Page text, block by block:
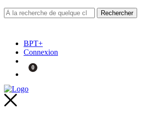
BPT+
Connexion
0